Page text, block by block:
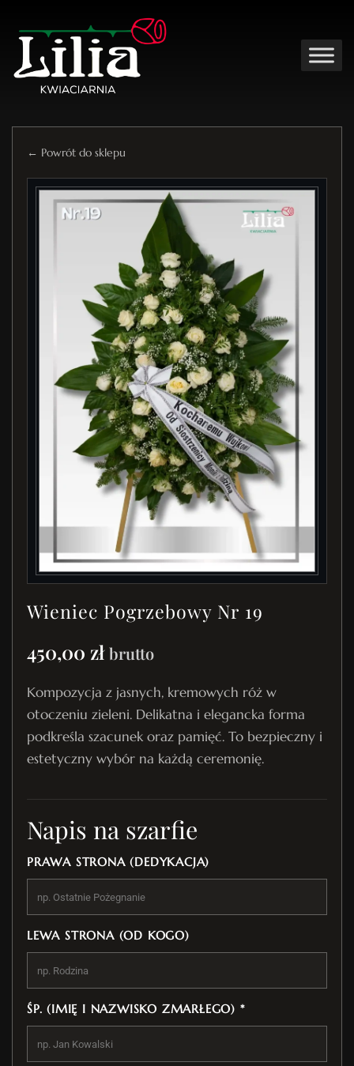
← Powrót do sklepu
Wieniec Pogrzebowy Nr 19
450,00 zł brutto
Kompozycja z jasnych, kremowych róż w
otoczeniu zieleni. Delikatna i elegancka forma
podkreśla szacunek oraz pamięć. To bezpieczny i
estetyczny wybór na każdą ceremonię.
Napis na szarfie
PRAWA STRONA (DEDYKACJA)
LEWA STRONA (OD KOGO)
ŚP. (IMIĘ I NAZWISKO ZMARŁEGO) *